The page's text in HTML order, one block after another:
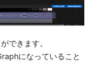
できます。
になっていること